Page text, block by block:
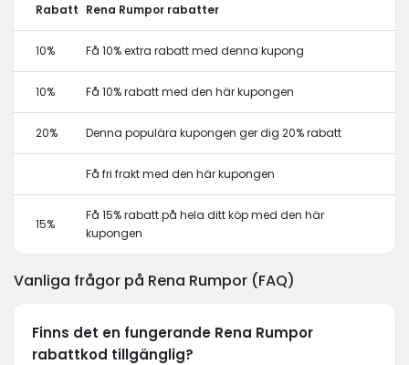
Rabatt Rena Rumpor rabatter
10% Få 10% extra rabatt med denna kupong
10% Få 10% rabatt med den här kupongen
20% Denna populära kupongen ger dig 20% rabatt
Få fri frakt med den här kupongen
15%
Få 15% rabatt på hela ditt köp med den här
kupongen
Vanliga frågor på Rena Rumpor (FAQ)
Finns det en fungerande Rena Rumpor
rabattkod tillgänglig?